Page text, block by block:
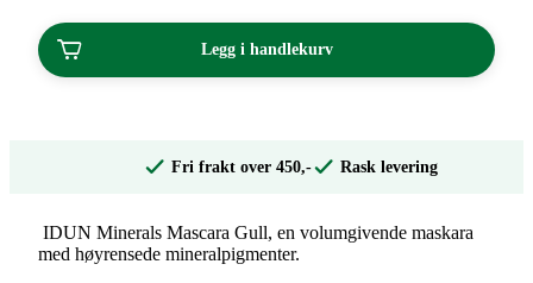
kroner.
782,61/l
Legg i handlekurv
Fri frakt over 450,- Rask levering
IDUN Minerals Mascara Gull, en volumgivende maskara
med høyrensede mineralpigmenter.